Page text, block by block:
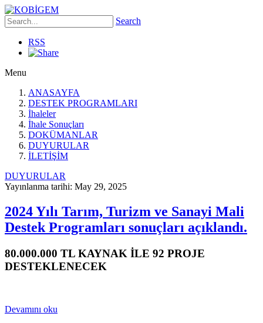
Search
RSS
Menu
ANASAYFA
DESTEK PROGRAMLARI
İhaleler
İhale Sonuçları
DOKÜMANLAR
DUYURULAR
İLETİŞİM
DUYURULAR
Yayınlanma tarihi: May 29, 2025
2024 Yılı Tarım, Turizm ve Sanayi Mali
Destek Programları sonuçları açıklandı.
80.000.000 TL KAYNAK İLE 92 PROJE
DESTEKLENECEK
Devamını oku